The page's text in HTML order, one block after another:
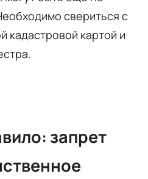
свериться с
кадастровой картой и
запрет